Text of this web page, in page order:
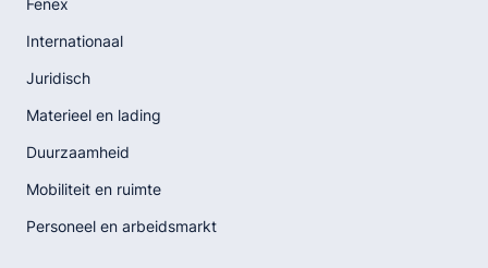
Internationaal
Juridisch
Materieel en lading
Duurzaamheid
Mobiliteit en ruimte
Personeel en arbeidsmarkt